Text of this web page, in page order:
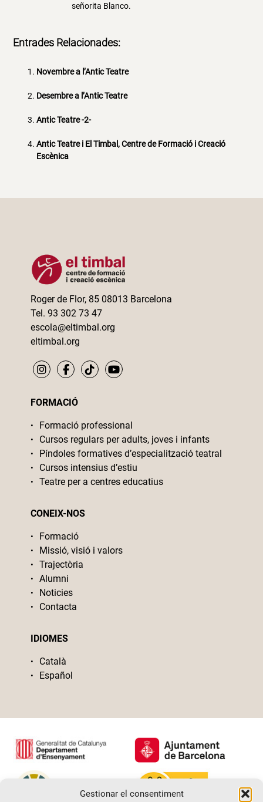
Gestionar el consentiment
señorita Blanco.
Entrades Relacionades:
Novembre a l’Antic Teatre
Desembre a l’Antic Teatre
Antic Teatre -2-
Antic Teatre i El Timbal, Centre de Formació i Creació
Escènica
Roger de Flor, 85 08013 Barcelona
Tel. 93 302 73 47
escola@eltimbal.org
eltimbal.org
FORMACIÓ
Formació professional
Cursos regulars per adults, joves i infants
Píndoles formatives d’especialització teatral
Cursos intensius d’estiu
Teatre per a centres educatius
CONEIX-NOS
Formació
Missió, visió i valors
Trajectòria
Alumni
Noticies
Contacta
IDIOMES
Català
Español